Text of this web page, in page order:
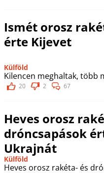
Ismét orosz
érte Kijevet
Külföld
Kilencen meghaltak, több
20 2 67
Heves orosz
dróncsapások
Ukrajnát
Külföld
Heves orosz rakéta- és